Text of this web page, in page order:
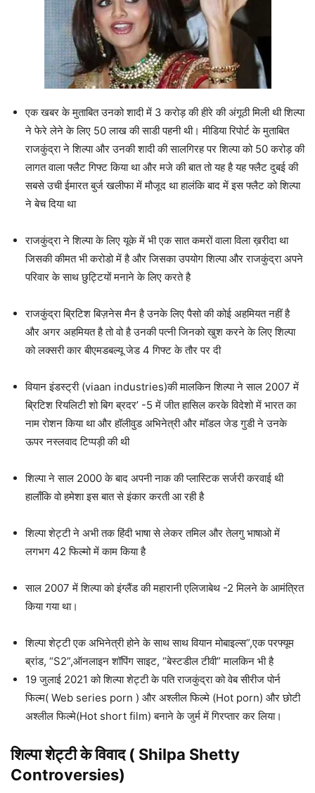
एक खबर के मुताबित उनको शादी में 3 करोड़ की हीरे की अंगूठी मिली थी शिल्पा
ने फेरे लेने के लिए 50 लाख की साडी पहनी थी। मीडिया रिपोर्ट के मुताबित
राजकुंद्रा ने शिल्पा और उनकी शादी की सालगिरह पर शिल्पा को 50 करोड़ की
लागत वाला फ्लैट गिफ्ट किया था और मजे की बात तो यह है यह फ्लैट दुबई की
सबसे उची ईमारत बुर्ज खलीफा में मौजूद था हालंकि बाद में इस फ्लैट को शिल्पा
ने बेच दिया था
राजकुंद्रा ने शिल्पा के लिए यूके में भी एक सात कमरों वाला विला ख़रीदा था
जिसकी कीमत भी करोडो में है और जिसका उपयोग शिल्पा और राजकुंद्रा अपने
परिवार के साथ छुट्टियों मनाने के लिए करते है
राजकुंद्रा ब्रिटिश बिज़नेस मैन है उनके लिए पैसो की कोई अहमियत नहीं है
और अगर अहमियत है तो वो है उनकी पत्नी जिनको खुश करने के लिए शिल्पा
को लक्सरी कार बीएमडबल्यू जेड 4 गिफ्ट के तौर पर दी
वियान इंडस्ट्री (viaan industries)की मालकिन शिल्पा ने साल 2007 में
ब्रिटिश रियलिटी शो बिग ब्रदर’ -5 में जीत हासिल करके विदेशो में भारत का
नाम रोशन किया था और हॉलीवुड अभिनेत्री और मॉडल जेड गुडी ने उनके
ऊपर नस्लवाद टिप्पड़ी की थी
शिल्पा ने साल 2000 के बाद अपनी नाक की प्लास्टिक सर्जरी करवाई थी
हालाँकि वो हमेशा इस बात से इंकार करती आ रही है
शिल्पा शेट्टी ने अभी तक हिंदी भाषा से लेकर तमिल और तेलगु भाषाओ में
लगभग 42 फिल्मो में काम किया है
साल 2007 में शिल्पा को इंग्लैंड की महारानी एलिजाबेथ -2 मिलने के आमंत्रित
किया गया था।
शिल्पा शेट्टी एक अभिनेत्री होने के साथ साथ वियान मोबाइल्स”,एक परफ्यूम
ब्रांड, “S2”,ऑनलाइन शॉपिंग साइट, “बेस्टडील टीवी” मालकिन भी है
19 जुलाई 2021 को शिल्पा शेट्टी के पति राजकुंद्रा को वेब सीरीज पोर्न
फिल्म( Web series porn ) और अश्लील फिल्मे (Hot porn) और छोटी
अश्लील फिल्मे(Hot short film) बनाने के जुर्म में गिरप्तार कर लिया।
शिल्पा शेट्टी के विवाद ( Shilpa Shetty
Controversies)